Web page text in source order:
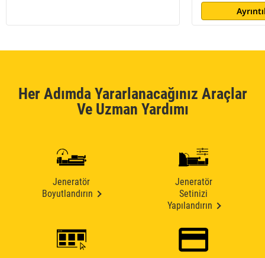
Her Adımda Yararlanacağınız Araçlar
Ve Uzman Yardımı
Jeneratör
Boyutlandırın
Jeneratör
Setinizi
Yapılandırın